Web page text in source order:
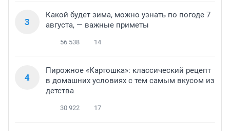
3
Какой будет зима, можно узнать по погоде 7
августа, — важные приметы
56 538 14
4
Пирожное «Картошка»: классический рецепт
в домашних условиях с тем самым вкусом из
детства
30 922 17